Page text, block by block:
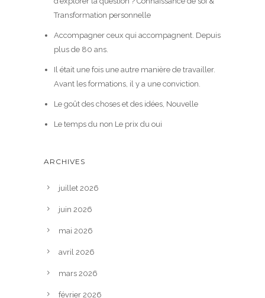
Transformation personnelle
Accompagner ceux qui accompagnent. Depuis
plus de 80 ans.
Il était une fois une autre manière de travailler.
Avant les formations, il y a une conviction.
Le goût des choses et des idées, Nouvelle
Le temps du non Le prix du oui
ARCHIVES
juillet 2026
juin 2026
mai 2026
avril 2026
mars 2026
février 2026